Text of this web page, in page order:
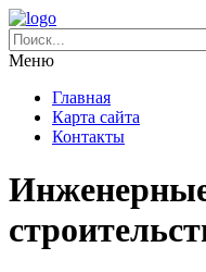
Меню
Главная
Карта сайта
Контакты